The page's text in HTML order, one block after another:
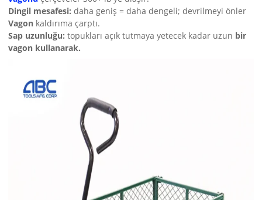
Dingil mesafesi: daha geniş = daha dengeli; devrilmeyi önler
Vagon kaldırıma çarptı.
Sap uzunluğu: topukları açık tutmaya yetecek kadar uzun bir
vagon kullanarak.